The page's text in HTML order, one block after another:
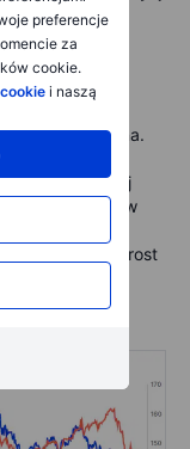
preferencje
za
cookie.
cookiei naszą
Tempo może
ze
recesja nie
ostrożne
zyski jena.
umocnieniem
bezpiecznej
procentowych w
Japonii
utrzymując wzrost